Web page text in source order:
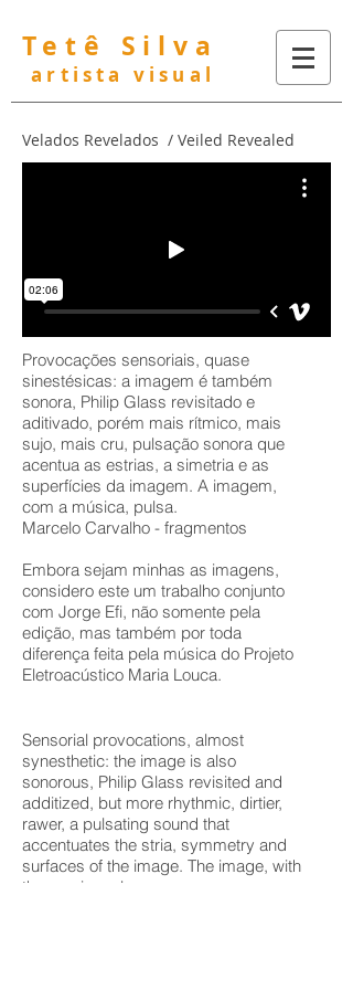
Tetê Silva
artista visual
Velados Revelados / Veiled Revealed
Provocações sensoriais, quase
sinestésicas: a imagem é também
sonora, Philip Glass revisitado e
aditivado, porém mais rítmico, mais
sujo, mais cru, pulsação sonora que
acentua as estrias, a simetria e as
superfícies da imagem. A imagem,
com a música, pulsa.
Marcelo Carvalho - fragmentos
Embora sejam minhas as imagens,
considero este um trabalho conjunto
com Jorge Efi, não somente pela
edição, mas também por toda
diferença feita pela música do Projeto
Eletroacústico Maria Louca.
Sensorial provocations, almost
synesthetic: the image is also
sonorous, Philip Glass revisited and
additized, but more rhythmic, dirtier,
rawer, a pulsating sound that
accentuates the stria, symmetry and
surfaces of the image. The image, with
the music, pulses.